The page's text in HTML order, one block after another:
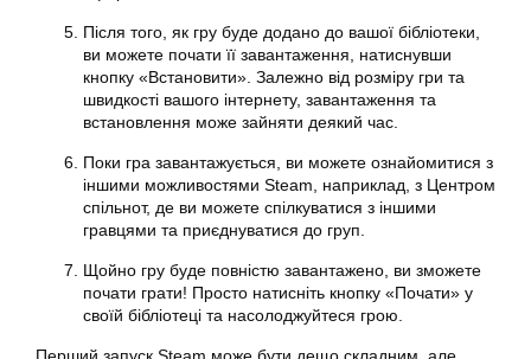
Після того, як гру буде додано до вашої бібліотеки,
ви можете почати її завантаження, натиснувши
кнопку «Встановити». Залежно від розміру гри та
швидкості вашого інтернету, завантаження та
встановлення може зайняти деякий час.
Поки гра завантажується, ви можете ознайомитися з
іншими можливостями Steam, наприклад, з Центром
спільнот, де ви можете спілкуватися з іншими
гравцями та приєднуватися до груп.
Щойно гру буде повністю завантажено, ви зможете
почати грати! Просто натисніть кнопку «Почати» у
своїй бібліотеці та насолоджуйтеся грою.